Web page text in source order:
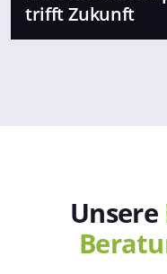
trifft Zukunft
Unsere